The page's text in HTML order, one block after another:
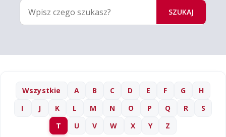
SZUKAJ
Wszystkie A B C D E F G
H
I
J K L M N O P Q R
S
T
U V W X Y Z